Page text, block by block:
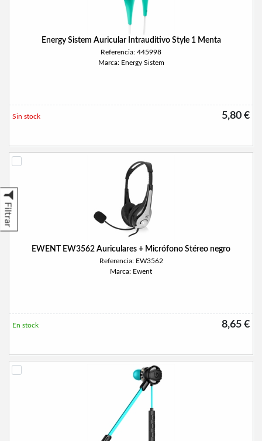
Filtrar
Energy Sistem Auricular Intrauditivo Style 1 Menta
Referencia: 445998
Marca: Energy Sistem
5,80 €
Sin stock
EWENT EW3562 Auriculares + Micrófono Stéreo negro
Referencia: EW3562
Marca: Ewent
8,65 €
En stock